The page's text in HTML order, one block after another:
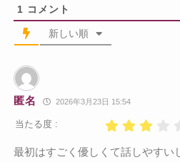
1 コメント
新しい順
匿名 2026年3月23日 15:54
当たる度 :
最初はすごく優しくて話しやすい